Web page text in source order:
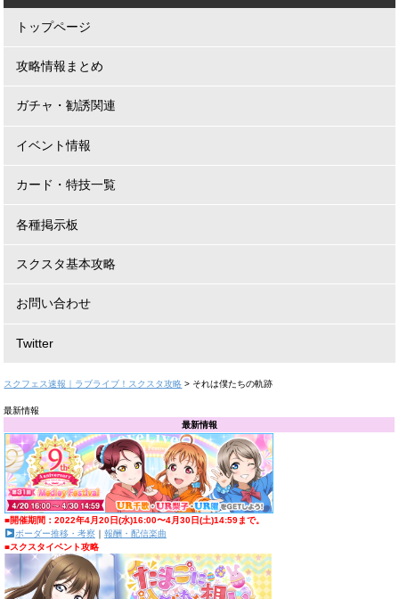
トップページ
攻略情報まとめ
ガチャ・勧誘関連
イベント情報
カード・特技一覧
各種掲示板
スクスタ基本攻略
お問い合わせ
Twitter
スクフェス速報｜ラブライブ！スクスタ攻略 > それは僕たちの軌跡
最新情報
最新情報
■開催期間：2022年4月20日(水)16:00〜4月30日(土)14:59まで。
ボーダー推移・考察｜ 報酬・配信楽曲
■スクスタイベント攻略